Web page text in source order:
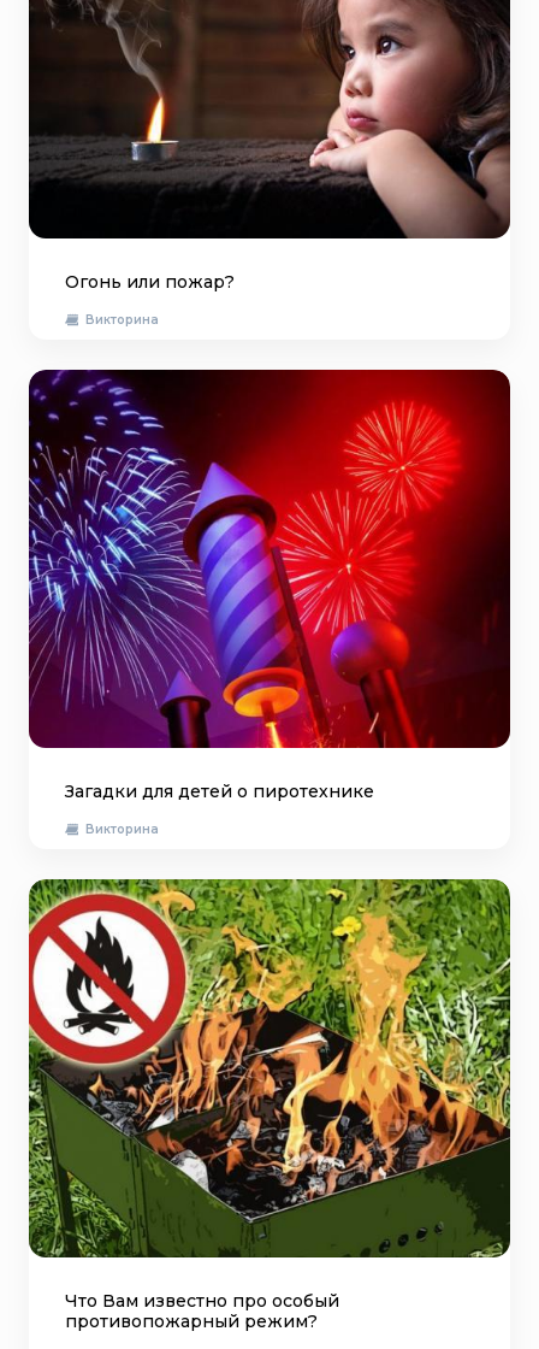
Огонь или пожар?
Викторина
Загадки для детей о пиротехнике
Викторина
Что Вам известно про особый
противопожарный режим?